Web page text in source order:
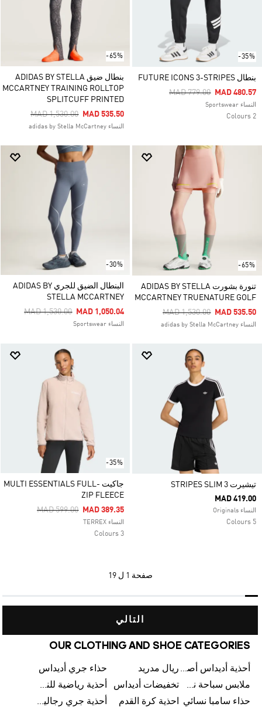
-35%
بنطال FUTURE ICONS 3-STRIPES
Price Reduced From
MAD 779.00ToMAD 480.57
النساء Sportswear
2 Colours
-65%
بنطال ضيق ADIDAS BY STELLA
MCCARTNEY TRAINING ROLLTOP
SPLITCUFF PRINTED
Price Reduced From
MAD 1,530.00ToMAD 535.50
النساء adidas by Stella McCartney
-65%
تنورة بشورت ADIDAS BY STELLA
MCCARTNEY TRUENATURE GOLF
Price Reduced From
MAD 1,530.00ToMAD 535.50
النساء adidas by Stella McCartney
-30%
البنطال الضيق للجري ADIDAS BY
STELLA MCCARTNEY
Price Reduced From
MAD 1,530.00ToMAD 1,050.04
النساء Sportswear
تيشيرت 3 STRIPES SLIM
MAD 419.00
النساء Originals
5 Colours
-35%
جاكيت MULTI ESSENTIALS FULL-
ZIP FLEECE
Price Reduced From
MAD 599.00ToMAD 389.35
النساء TERREX
3 Colours
صفحة 1 ل 19
التالي
OUR CLOTHING AND SHOE CATEGORIES
أحذية أديداس أصلية ريال مدريد
حذاء جري أديداس
ملابس سباحة نسائية من أديداس
تخفيضات أديداس
أحذية رياضية للنساء
حذاء سامبا نسائي
احذية كرة القدم
أحذية جري رجالية من أديداس